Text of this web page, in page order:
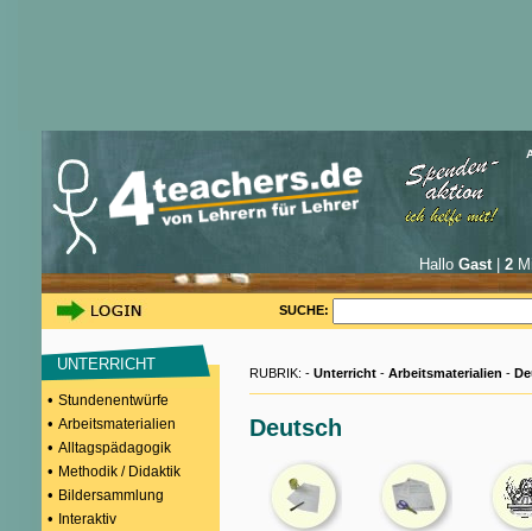
Hallo Gast| 2
SUCHE:
UNTERRICHT
• Stundenentwürfe
• Arbeitsmaterialien
• Alltagspädagogik
• Methodik / Didaktik
• Bildersammlung
• Interaktiv
RUBRIK: - Unterricht - Arbeitsmaterialien -
Deutsch